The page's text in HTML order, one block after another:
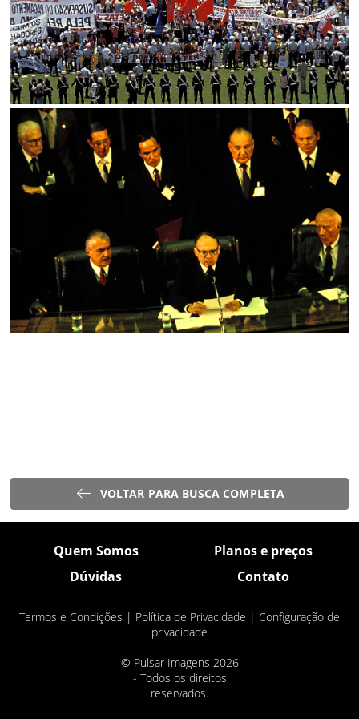
VOLTAR PARA BUSCA COMPLETA
Quem Somos
Planos e preços
Dúvidas
Contato
Termos e Condições | Política de Privacidade | Configuração de
privacidade
© Pulsar Imagens 2026
- Todos os direitos
reservados.